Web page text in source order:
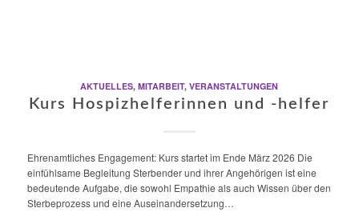
AKTUELLES,MITARBEIT,VERANSTALTUNGEN
Kurs Hospizhelferinnen und -helfer
Ehrenamtliches Engagement: Kurs startet im Ende März 2026 Die
einfühlsame Begleitung Sterbender und ihrer Angehörigen ist eine
bedeutende Aufgabe, die sowohl Empathie als auch Wissen über den
Sterbeprozess und eine Auseinandersetzung…